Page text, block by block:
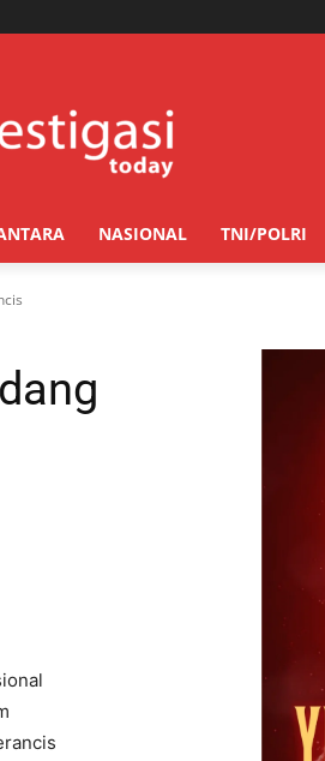
NASIONAL TNI/POLRI